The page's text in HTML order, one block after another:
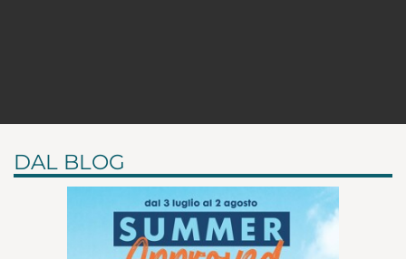
DAL BLOG